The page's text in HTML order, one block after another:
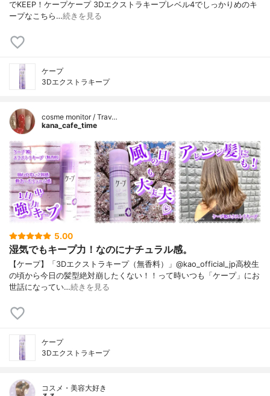
でKEEP！⁡⁡ケープケープ 3Dエクストラキープ⁡⁡レベル4でしっかりめのキ
ープなこちら…続きを見る
ケープ
3Dエクストラキープ
cosme monitor / Trav…
kana_cafe_time
5.00
湿気でもキープ力！なのにナチュラル感。
【ケープ】「3Dエクストラキープ（無香料）」@kao_official_jp高校生
の頃から今日の髪型絶対崩したくない！！って時いつも「ケープ」にお
世話になってい…続きを見る
ケープ
3Dエクストラキープ
コスメ・美容大好き